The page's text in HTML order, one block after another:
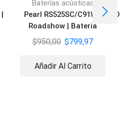
Baterías acústicas
Pearl RS525SC/C91WR
Roadshow | Bateria
Acústica Wine Red
$950,00 $799,97
Añadir Al Carrito